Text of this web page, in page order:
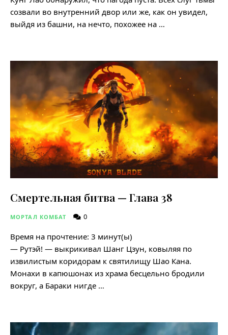
созвали во внутренний двор или же, как он увидел,
выйдя из башни, на нечто, похожее на …
Смертельная битва — Глава 38
МОРТАЛ КОМБАТ 0
Время на прочтение: 3 минут(ы)
— Рутэй! — выкрикивал Шанг Цзун, ковыляя по
извилистым коридорам к святилищу Шао Кана.
Монахи в капюшонах из храма бесцельно бродили
вокруг, а Бараки нигде …